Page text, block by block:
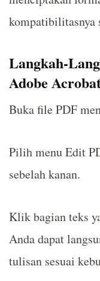
kompatibilitasnya
Langkah-
Adobe
Buka file PDF
Pilih menu Edit
sebelah kanan.
Klik bagian teks
Anda dapat
tulisan sesuai